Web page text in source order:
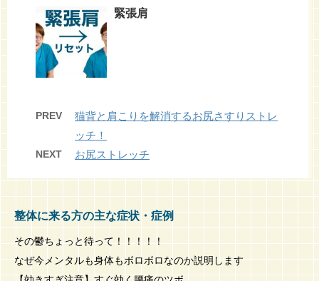
緊張肩
PREV
猫背と肩こりを解消するお尻さすりストレ
ッチ！
NEXT お尻ストレッチ
整体に来る方の主な症状・症例
その鬱ちょっと待って！！！！！
なぜ今メンタルも身体もボロボロなのか説明します